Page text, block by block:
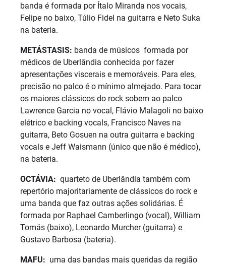
banda é formada por Ítalo Miranda nos vocais,
Felipe no baixo, Túlio Fidel na guitarra e Neto Suka
na bateria.
METÁSTASIS: banda de músicos formada por
médicos de Uberlândia conhecida por fazer
apresentações viscerais e memoráveis. Para eles,
precisão no palco é o mínimo almejado. Para tocar
os maiores clássicos do rock sobem ao palco
Lawrence Garcia no vocal, Flávio Malagoli no baixo
elétrico e backing vocals, Francisco Naves na
guitarra, Beto Gosuen na outra guitarra e backing
vocals e Jeff Waismann (único que não é médico),
na bateria.
OCTÁVIA: quarteto de Uberlândia também com
repertório majoritariamente de clássicos do rock e
uma banda que faz outras ações solidárias. É
formada por Raphael Camberlingo (vocal), William
Tomás (baixo), Leonardo Murcher (guitarra) e
Gustavo Barbosa (bateria).
MAFU: uma das bandas mais queridas da região